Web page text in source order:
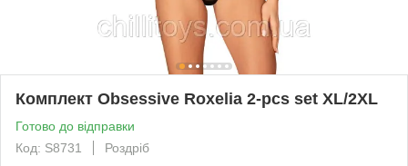
Комплект Obsessive Roxelia 2-pcs set XL/2XL
Готово до відправки
Код: S8731
Роздріб